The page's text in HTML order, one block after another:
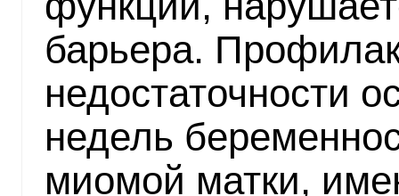
барьера.
недостаточности
недель
миомой матки,